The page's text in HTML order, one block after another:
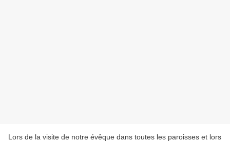
Lors de la visite de notre évêque dans toutes les paroisses et lors